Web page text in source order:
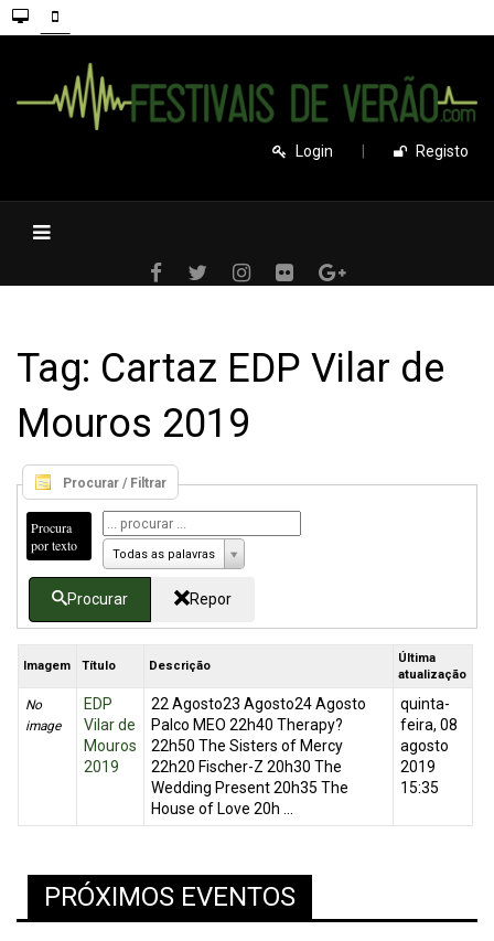
Login Registo
Tag: Cartaz EDP Vilar de
Mouros 2019
Procurar / Filtrar
Procura
por texto
Todas as palavras
Procurar Repor
Imagem Título Descrição
Última
atualização
No
image
EDP
Vilar de
Mouros
2019
22 Agosto23 Agosto24 Agosto
Palco MEO 22h40 Therapy?
22h50 The Sisters of Mercy
22h20 Fischer-Z 20h30 The
Wedding Present 20h35 The
House of Love 20h ...
quinta-
feira, 08
agosto
2019
15:35
PRÓXIMOS EVENTOS